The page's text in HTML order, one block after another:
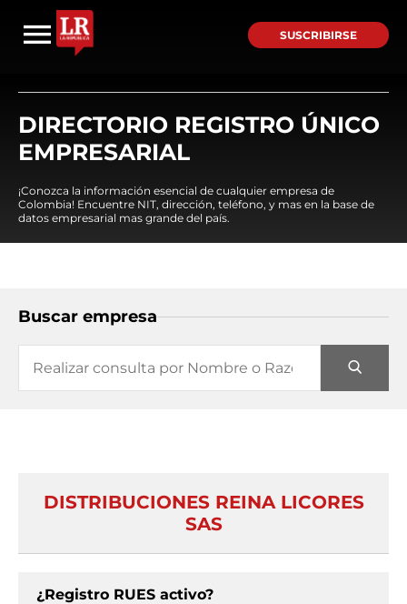
SUSCRIBIRSE
DIRECTORIO REGISTRO ÚNICO
EMPRESARIAL
¡Conozca la información esencial de cualquier empresa de
Colombia! Encuentre NIT, dirección, teléfono, y mas en la base de
datos empresarial mas grande del país.
Buscar empresa
DISTRIBUCIONES REINA LICORES
SAS
¿Registro RUES activo?